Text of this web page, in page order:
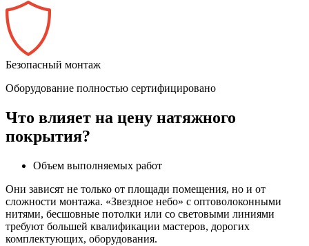
Безопасный монтаж
Оборудование полностью сертифицировано
Что влияет на цену натяжного
покрытия?
Объем выполняемых работ
Они зависят не только от площади помещения, но и от
сложности монтажа. «Звездное небо» с оптоволоконными
нитями, бесшовные потолки или со световыми линиями
требуют большей квалификации мастеров, дорогих
комплектующих, оборудования.